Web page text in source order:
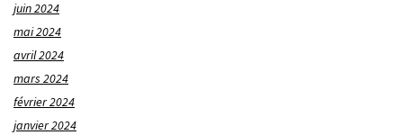
juin 2024
mai 2024
avril 2024
mars 2024
février 2024
janvier 2024